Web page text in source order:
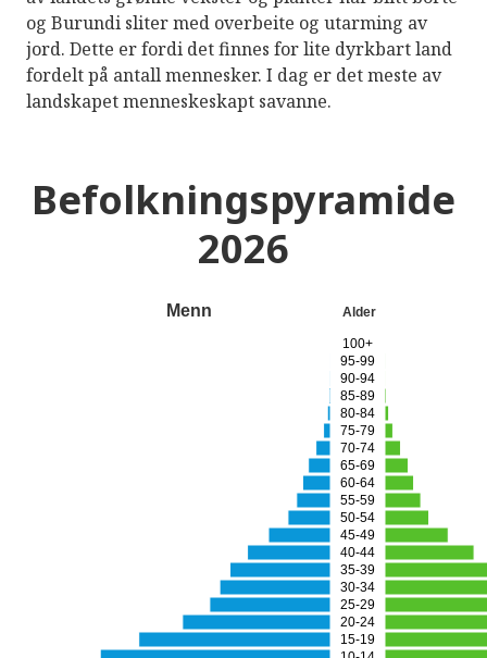
og Burundi sliter med overbeite og utarming av
jord. Dette er fordi det finnes for lite dyrkbart land
fordelt på antall mennesker. I dag er det meste av
landskapet menneskeskapt savanne.
Befolkningspyramide
2026
Menn Alder
15-19
20-24
25-29
30-34
35-39
40-44
45-49
50-54
55-59
60-64
65-69
70-74
75-79
80-84
85-89
90-94
95-99
100+